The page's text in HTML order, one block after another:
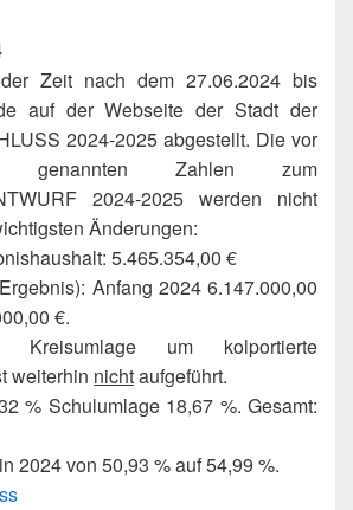
Zeit nach dem 27.06.2024 bis
auf der Webseite der Stadt der
2024-2025 abgestellt. Die vor
genannten Zahlen zum
2024-2025 werden nicht
Änderungen:
5.465.354,00 €
Anfang 2024 6.147.000,00
€.
Kreisumlage um kolportierte
weiterhin nichtaufgeführt.
% Schulumlage 18,67 %. Gesamt:
2024 von 50,93 % auf 54,99 %.